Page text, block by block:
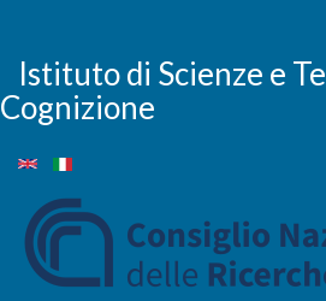
contenuto
principale
Istituto di Scienze e
Cognizione